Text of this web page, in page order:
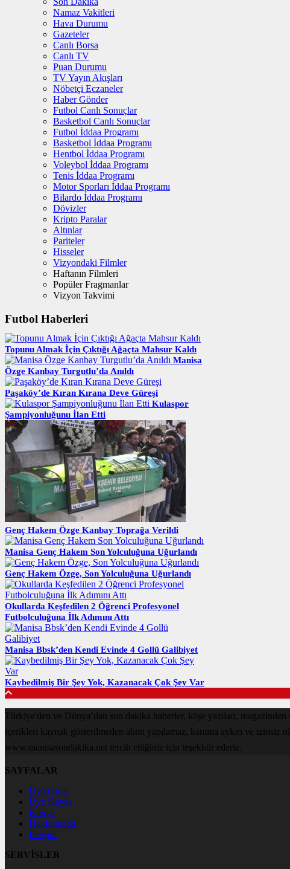
Namaz Vakitleri
Hava Durumu
Gazeteler
Canlı Borsa
Canlı TV
Puan Durumu
TV Yayın Akışları
Nöbetçi Eczaneler
Haber Gönder
Futbol Canlı Sonuçlar
Basketbol Canlı Sonuçlar
Futbol İddaa Programı
Basketbol İddaa Programı
Hentbol İddaa Programı
Voleybol İddaa Programı
Tenis İddaa Programı
Motor Sporları İddaa Programı
Bilardo İddaa Programı
Dövizler
Kripto Paralar
Altınlar
Pariteler
Hisseler
Vizyondaki Filmler
Haftanın Filmleri
Popüler Fragmanlar
Vizyon Takvimi
Futbol Haberleri
Topunu Almak İçin Çıktığı Ağaçta Mahsur Kaldı
Manisa
Özge Kanbay Turgutlu’da Anıldı
Paşaköy’de Kıran Kırana Deve Güreşi
Kulaspor
Şampiyonluğunu İlan Etti
Genç Hakem Özge Kanbay Toprağa Verildi
Manisa Genç Hakem Son Yolculuğuna Uğurlandı
Genç Hakem Özge, Son Yolculuğuna Uğurlandı
Okullarda Keşfedilen 2 Öğrenci Profesyonel
Futbolculuğuna İlk Adımını Attı
Manisa Bbsk’den Kendi Evinde 4 Gollü Galibiyet
Kaybedilmiş Bir Şey Yok, Kazanacak Çok Şey Var
Türkiye'den ve Dünya’dan son dakika haberler, köşe yazıları,
içerikleri kaynak gösterilmeden alıntı yapılamaz, kanuna aykırı ve
www.manisasondakika.net tercih ettiğiniz için teşekkür ederiz.
SAYFALAR
Üye Girişi
Üye Kaydı
Künye
Hakkımızda
İletişim
SERVİSLER